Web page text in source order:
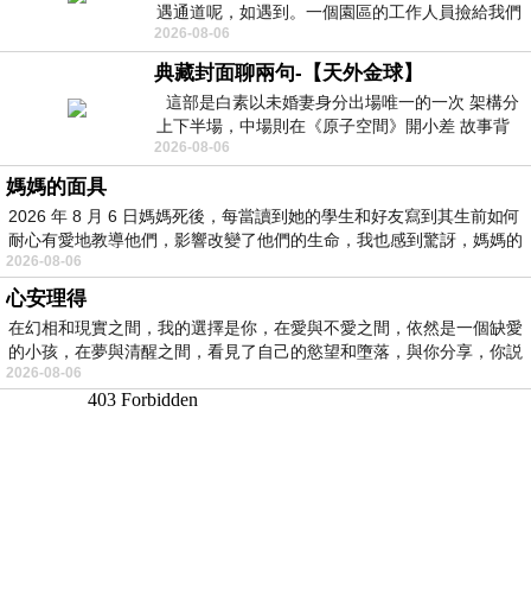
遇通道呢，如遇到。一個園區的工作人員撿給我們
細賞。
2026-08-06
典藏封面聊兩句-【天外金球】
這部是白素以未婚妻身分出場唯一的一次 架構分
上下半場，中場則在《原子空間》開小差 故事背
景影射西藏境外流亡 地下組織
2026-08-06
媽媽的面具
2026 年 8 月 6 日媽媽死後，每當讀到她的學生和好友寫到其生前如何
耐心有愛地教導他們，影響改變了他們的生命，我也感到驚訝，媽媽的
2026-08-06
心安理得
在幻相和現實之間，我的選擇是你，在愛與不愛之間，依然是一個缺愛
的小孩，在夢與清醒之間，看見了自己的慾望和墮落，與你分享，你説
2026-08-06